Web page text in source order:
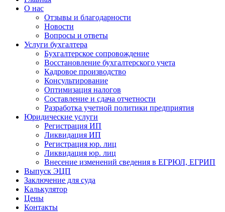
О нас
Отзывы и благодарности
Новости
Вопросы и ответы
Услуги бухгалтера
Бухгалтерское сопровождение
Восстановление бухгалтерского учета
Кадровое производство
Консультирование
Оптимизация налогов
Составление и сдача отчетности
Разработка учетной политики предприятия
Юридические услуги
Регистрация ИП
Ликвидация ИП
Регистрация юр. лиц
Ликвидация юр. лиц
Внесение изменений сведения в ЕГРЮЛ, ЕГРИП
Выпуск ЭЦП
Заключение для суда
Калькулятор
Цены
Контакты